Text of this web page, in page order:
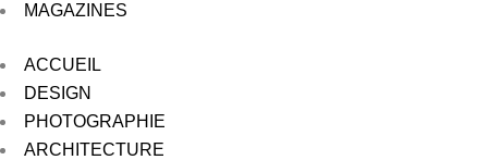
MAGAZINES
ACCUEIL
DESIGN
PHOTOGRAPHIE
ARCHITECTURE